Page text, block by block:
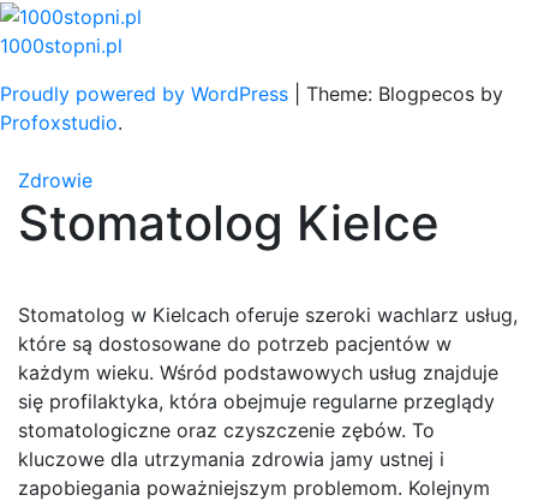
Skip
to
1000stopni.pl
Proudly powered by WordPress
Theme: Blogpecos by
Profoxstudio.
Zdrowie
Stomatolog Kielce
Stomatolog w Kielcach oferuje szeroki wachlarz usług,
które są dostosowane do potrzeb pacjentów w
każdym wieku. Wśród podstawowych usług znajduje
się profilaktyka, która obejmuje regularne przeglądy
stomatologiczne oraz czyszczenie zębów. To
kluczowe dla utrzymania zdrowia jamy ustnej i
zapobiegania poważniejszym problemom. Kolejnym